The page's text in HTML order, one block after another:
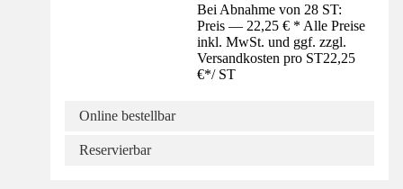
Bei Abnahme von 28 ST:
Preis — 22,25 € * Alle Preise
inkl. MwSt. und ggf. zzgl.
Versandkosten pro ST22,25
€*/ ST
Online bestellbar
Reservierbar